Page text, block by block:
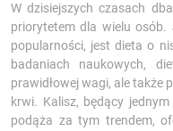
W dzisiejszych czasach
priorytetem dla wielu osób.
popularności, jest dieta o
badaniach naukowych,
prawidłowej wagi, ale także
krwi. Kalisz, będący
podąża za tym trendem,